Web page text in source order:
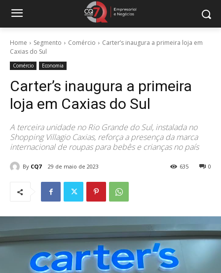
Home Segmento Comércio
Carter’s inaugura a primeira loja em
Caxias do Sul
Comércio Economia
Carter’s inaugura a primeira
loja em Caxias do Sul
A terceira unidade no Rio Grande do Sul, instalada no
Shopping Villagio Caxias, reforça a presença da marca
internacional de roupas para bebês e crianças no país
By CQ7 29 de maio de 2023 0
635